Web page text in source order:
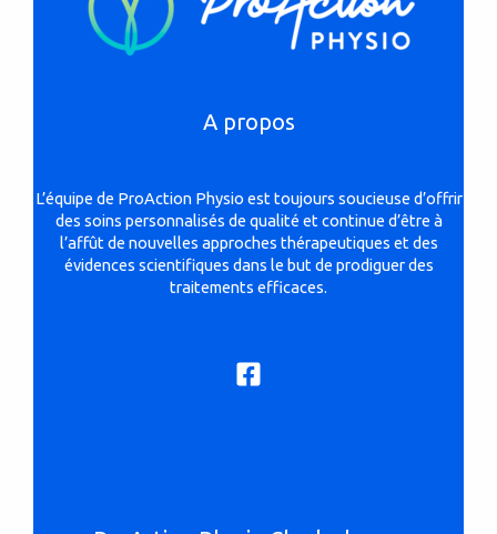
A propos
L’équipe de ProAction Physio est toujours soucieuse d’offrir
des soins personnalisés de qualité et continue d’être à
l’affût de nouvelles approches thérapeutiques et des
évidences scientifiques dans le but de prodiguer des
traitements efficaces.